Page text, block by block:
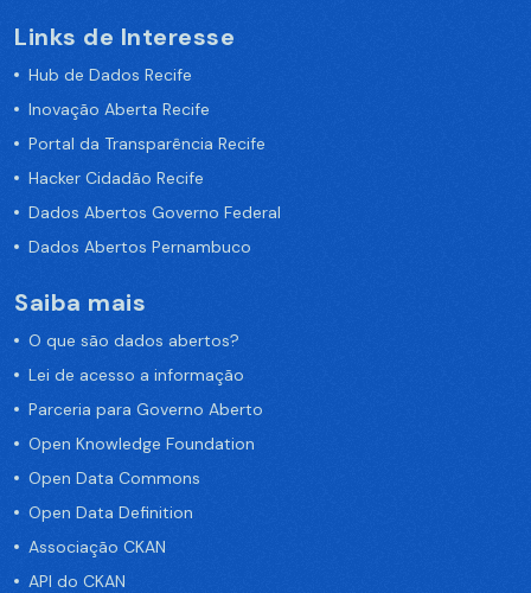
Links de Interesse
Hub de Dados Recife
Inovação Aberta Recife
Portal da Transparência Recife
Hacker Cidadão Recife
Dados Abertos Governo Federal
Dados Abertos Pernambuco
Saiba mais
O que são dados abertos?
Lei de acesso a informação
Parceria para Governo Aberto
Open Knowledge Foundation
Open Data Commons
Open Data Definition
Associação CKAN
API do CKAN